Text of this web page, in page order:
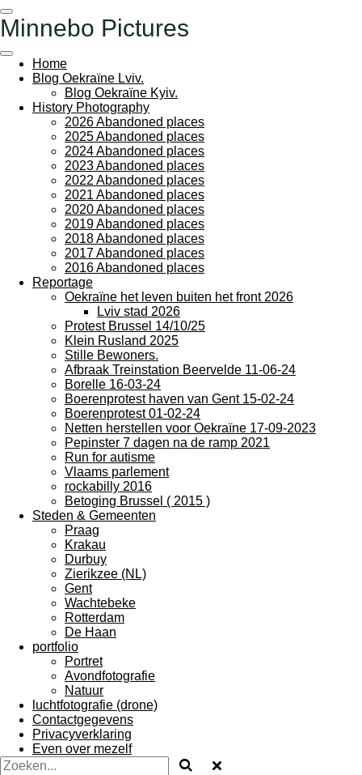
Ga
direct
de
hoofdinhoud
Minnebo Pictures
Home
Blog Oekraïne Lviv.
Blog Oekraïne Kyiv.
History Photography
2026 Abandoned places
2025 Abandoned places
2024 Abandoned places
2023 Abandoned places
2022 Abandoned places
2021 Abandoned places
2020 Abandoned places
2019 Abandoned places
2018 Abandoned places
2017 Abandoned places
2016 Abandoned places
Reportage
Oekraïne het leven buiten het front 2026
Lviv stad 2026
Protest Brussel 14/10/25
Klein Rusland 2025
Stille Bewoners.
Afbraak Treinstation Beervelde 11-06-24
Borelle 16-03-24
Boerenprotest haven van Gent 15-02-24
Boerenprotest 01-02-24
Netten herstellen voor Oekraïne 17-09-2023
Pepinster 7 dagen na de ramp 2021
Run for autisme
Vlaams parlement
rockabilly 2016
Betoging Brussel ( 2015 )
Steden & Gemeenten
Praag
Krakau
Durbuy
Zierikzee (NL)
Gent
Wachtebeke
Rotterdam
De Haan
portfolio
Portret
Avondfotografie
Natuur
luchtfotografie (drone)
Contactgegevens
Privacyverklaring
Even over mezelf